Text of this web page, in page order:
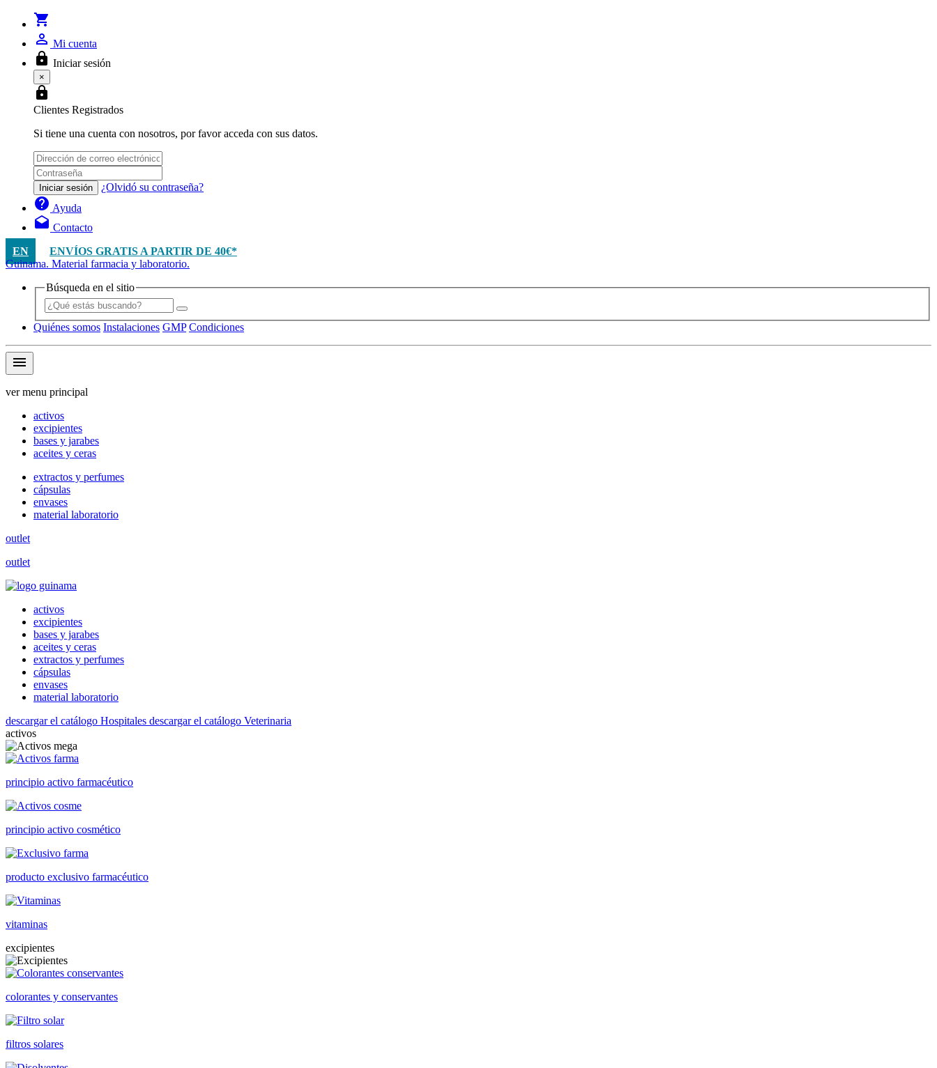
shopping_cart
person_outline Mi cuenta
lock Iniciar sesión
×
lock
Clientes Registrados
Si tiene una cuenta con nosotros, por favor acceda con sus datos.
Iniciar sesión ¿Olvidó su contraseña?
help Ayuda
drafts Contacto
EN
ENVÍOS GRATIS A PARTIR DE 40€*
Guinama. Material farmacia y laboratorio.
Búsqueda en el sitio
Quiénes somos Instalaciones GMP Condiciones
menu
ver menu principal
activos
excipientes
bases y jarabes
aceites y ceras
extractos y perfumes
cápsulas
envases
material laboratorio
outlet
outlet
activos
excipientes
bases y jarabes
aceites y ceras
extractos y perfumes
cápsulas
envases
material laboratorio
descargar el catálogo Hospitales descargar el catálogo Veterinaria
activos
principio activo farmacéutico
principio activo cosmético
producto exclusivo farmacéutico
vitaminas
excipientes
colorantes y conservantes
filtros solares